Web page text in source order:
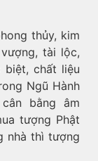
thủy, kim
tài lộc,
chất liệu
Ngũ Hành
bằng âm
tượng Phật
nhà thì tượng